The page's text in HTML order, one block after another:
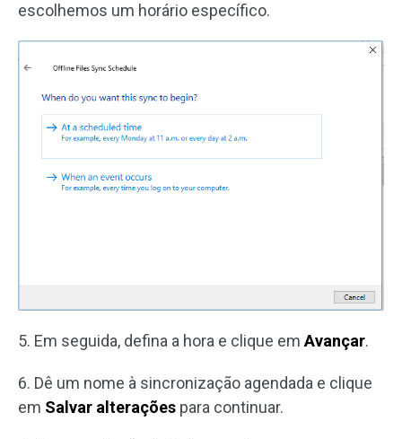
escolhemos um horário específico.
5. Em seguida, defina a hora e clique em Avançar.
6. Dê um nome à sincronização agendada e clique
em Salvar alterações para continuar.